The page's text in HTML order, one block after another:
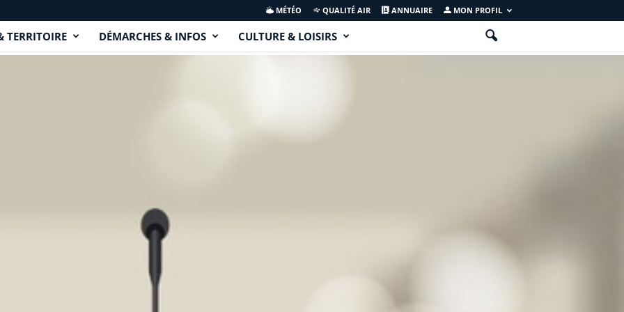
MÉTÉO QUALITÉ AIR ANNUAIRE MON PROFIL
TERRITOIRE DÉMARCHES & INFOS CULTURE & LOISIRS